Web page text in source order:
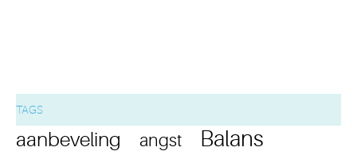
TAGS
aanbeveling angst
Balans